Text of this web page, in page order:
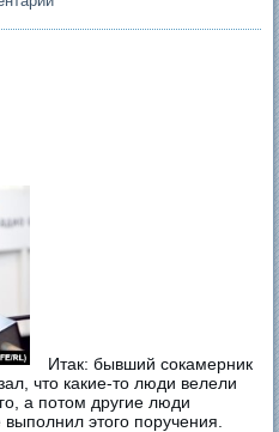
Итак: бывший сокамерник
что какие-то люди велели
а потом другие люди
этого поручения.